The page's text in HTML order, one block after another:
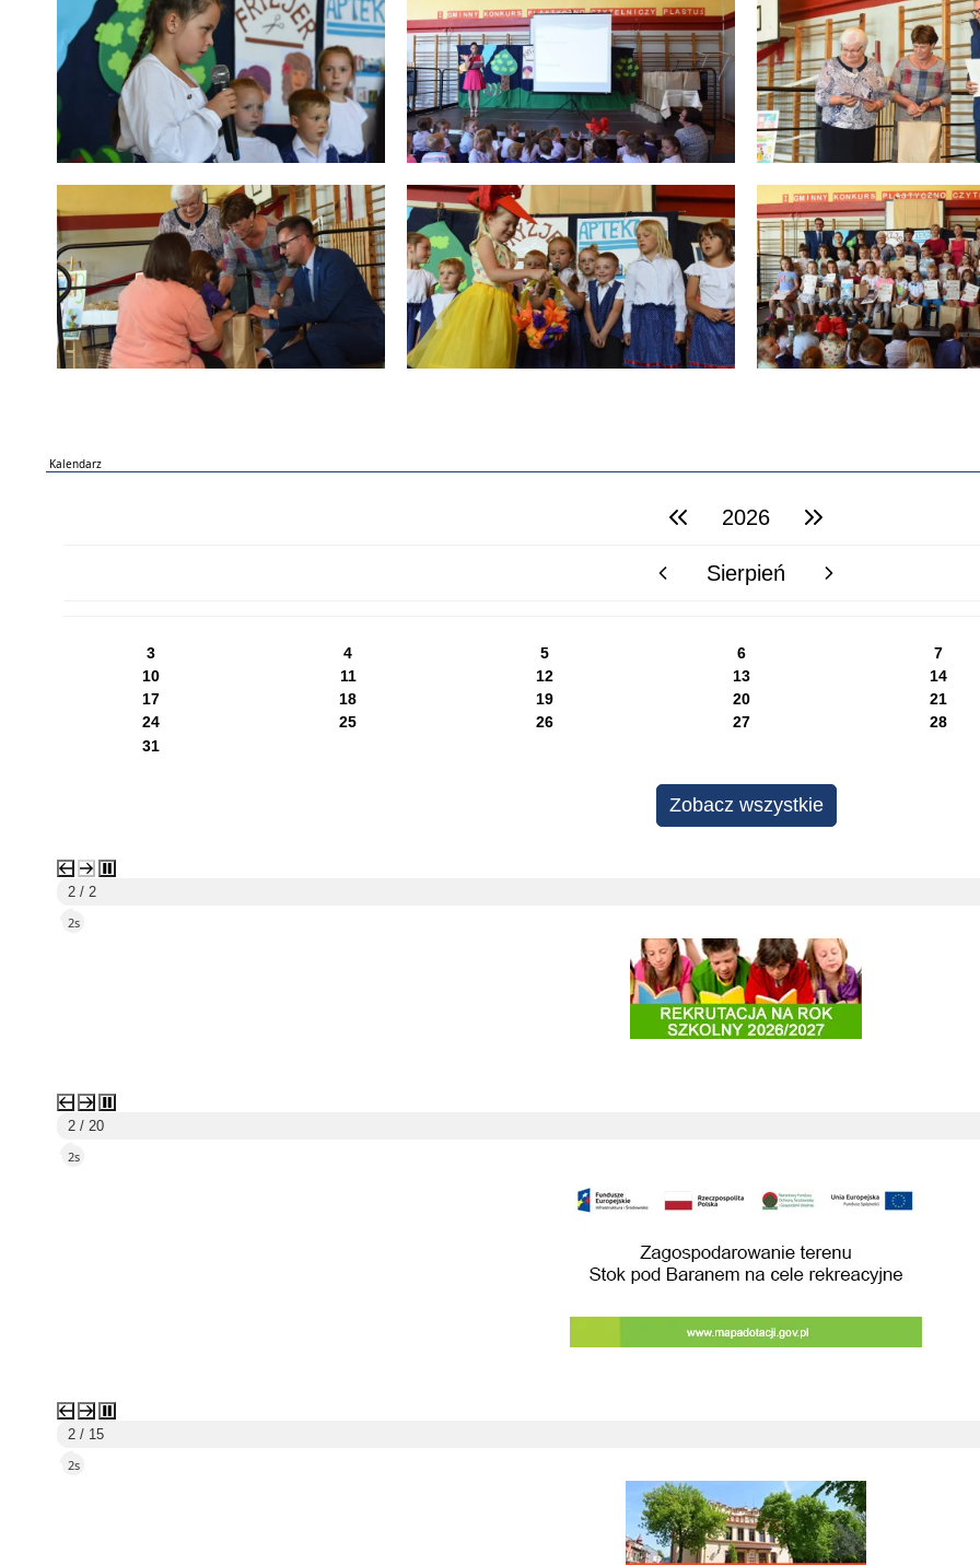
Kalendarz
poprzedni rok2026 następny rok
poprzedni miesiącSierpień następny miesiąc
3
4 5 6 7
10
11 12 13 14
17
18 19 20 21
24
25 26 27 28
31
Zobacz wszystkie
1 / 2
5s
Projekty edukacyjne
3 / 20
5s
Budowa przebudowa drog prowadzacych do
3 / 15
5s
Remont drogi gminnej 560861K ul. Juliusza